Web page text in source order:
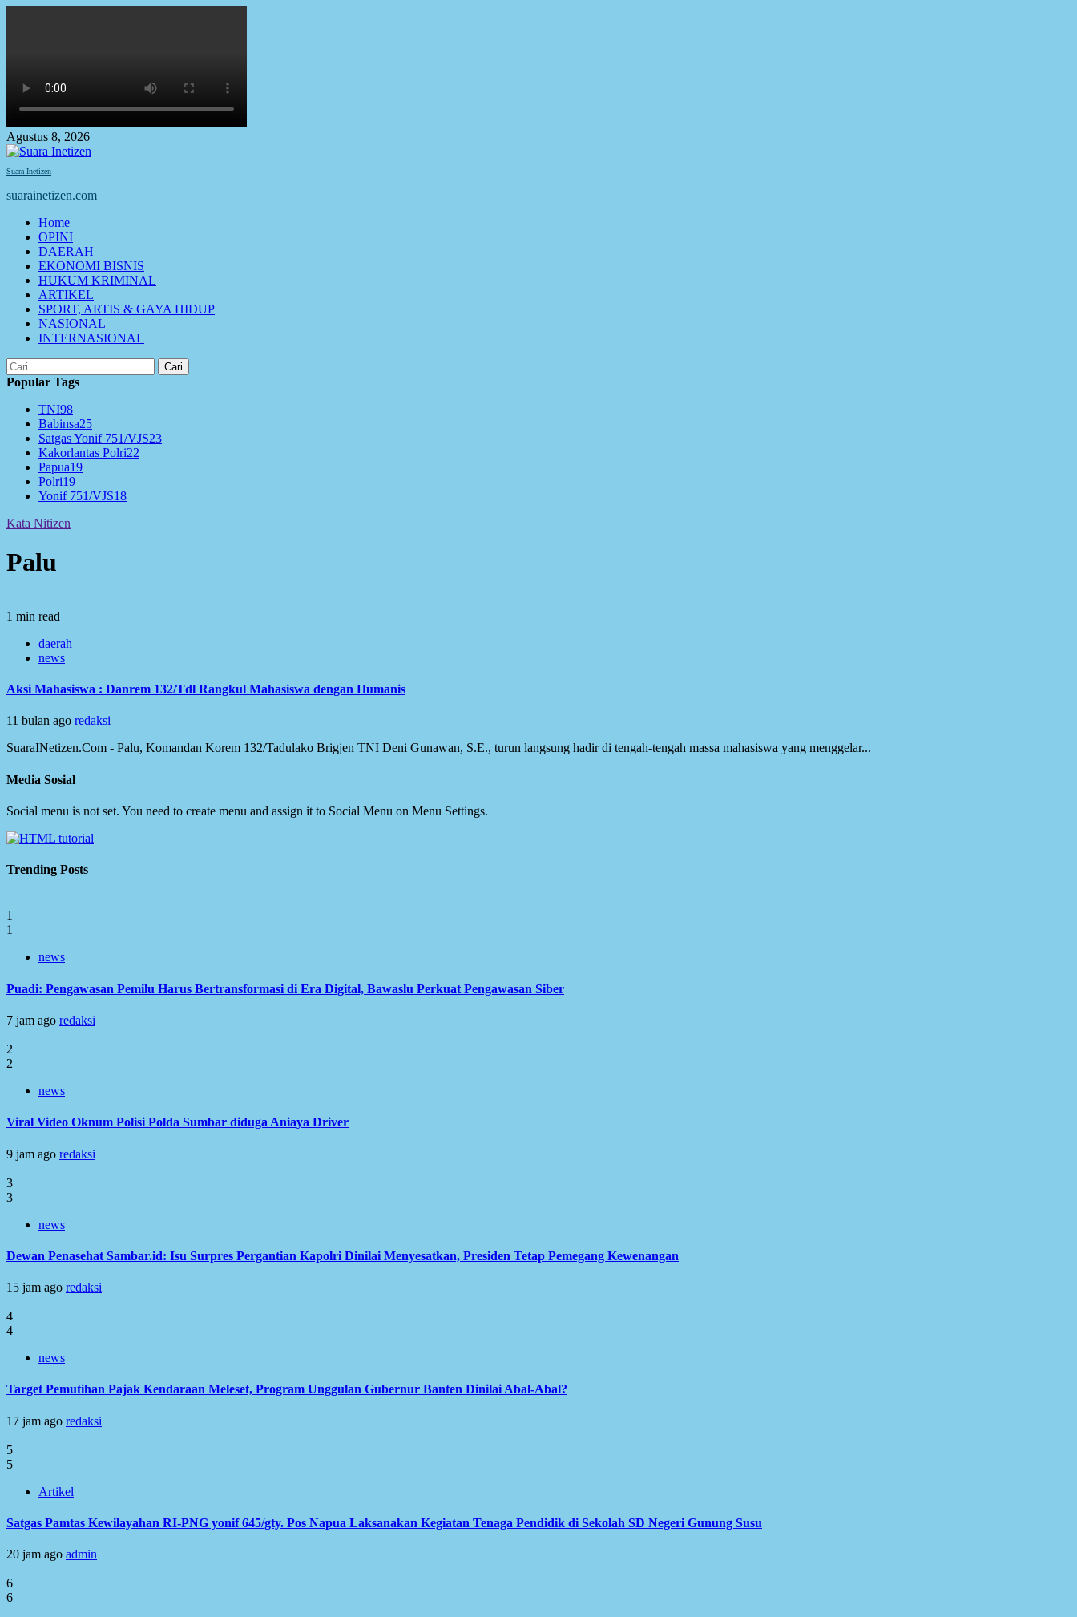
Agustus 8, 2026
Suara Inetizen
suarainetizen.com
Primary
Menu
Home
OPINI
DAERAH
EKONOMI BISNIS
HUKUM KRIMINAL
ARTIKEL
SPORT, ARTIS & GAYA HIDUP
NASIONAL
INTERNASIONAL
Cari
untuk:
Popular Tags
TNI98
Babinsa25
Satgas Yonif 751/VJS23
Kakorlantas Polri22
Papua19
Polri19
Yonif 751/VJS18
Kata Nitizen
Palu
1 min read
daerah
news
Aksi Mahasiswa : Danrem 132/Tdl Rangkul Mahasiswa dengan Humanis
11 bulan ago redaksi
SuaraINetizen.Com - Palu, Komandan Korem 132/Tadulako Brigjen TNI Deni Gunawan, S.E., turun langsung hadir di tengah-tengah massa mahasiswa yang menggelar...
Media Sosial
Social menu is not set. You need to create menu and assign it to Social Menu on Menu Settings.
Trending Posts
1
1
news
Puadi: Pengawasan Pemilu Harus Bertransformasi di Era Digital, Bawaslu Perkuat Pengawasan Siber
7 jam ago redaksi
2
2
news
Viral Video Oknum Polisi Polda Sumbar diduga Aniaya Driver
9 jam ago redaksi
3
3
news
Dewan Penasehat Sambar.id: Isu Surpres Pergantian Kapolri Dinilai Menyesatkan, Presiden Tetap Pemegang Kewenangan
15 jam ago redaksi
4
4
news
Target Pemutihan Pajak Kendaraan Meleset, Program Unggulan Gubernur Banten Dinilai Abal-Abal?
17 jam ago redaksi
5
5
Artikel
Satgas Pamtas Kewilayahan RI-PNG yonif 645/gty. Pos Napua Laksanakan Kegiatan Tenaga Pendidik di Sekolah SD Negeri Gunung Susu
20 jam ago admin
6
6